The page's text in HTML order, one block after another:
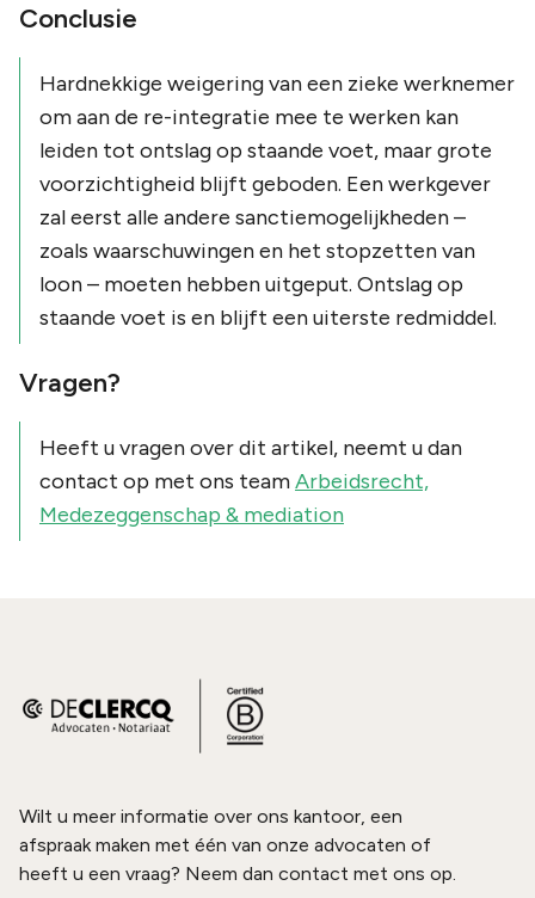
Conclusie
Hardnekkige weigering van een zieke werknemer
om aan de re-integratie mee te werken kan
leiden tot ontslag op staande voet, maar grote
voorzichtigheid blijft geboden. Een werkgever
zal eerst alle andere sanctiemogelijkheden –
zoals waarschuwingen en het stopzetten van
loon – moeten hebben uitgeput. Ontslag op
staande voet is en blijft een uiterste redmiddel.
Vragen?
Heeft u vragen over dit artikel, neemt u dan
contact op met ons teamArbeidsrecht,
Medezeggenschap & mediation
Wilt u meer informatie over ons kantoor, een
afspraak maken met één van onze advocaten of
heeft u een vraag? Neem dan contact met ons op.